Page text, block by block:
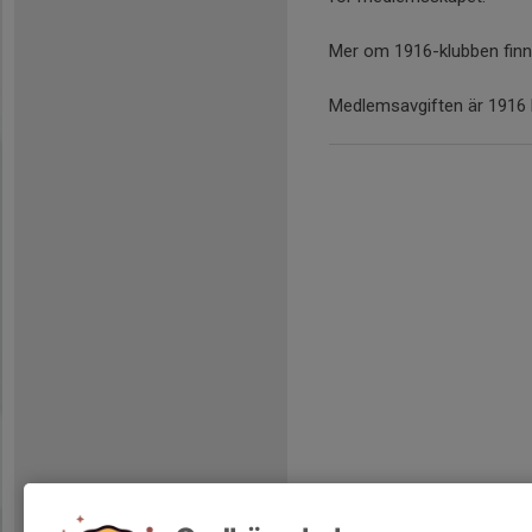
Mer om 1916-klubben
Medlemsavgiften är 1916